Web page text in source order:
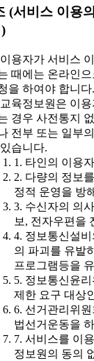
(서비스 이용
용자가 서비스
때에는 온라인
을 하여야 합니다.
육정보원은 이용
경우 사전통지
전부 또는 일부
습니다.
1. 타인의 이용
2. 다량의 정보
정적 운영을 방
3. 수신자의 의
보, 전자우편을
4. 정보통신설
의 파괴를 유발
프로그램등을
5. 정보통신윤
제한 요구 대상
6. 선거관리위
법선거운동을
7. 서비스를 이
정보원의 동의